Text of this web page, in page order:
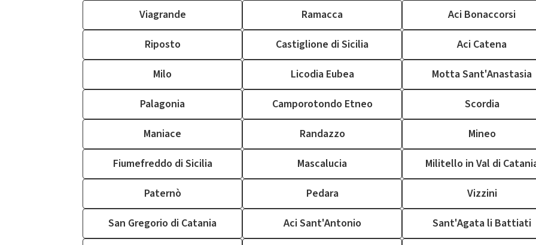
Viagrande
Ramacca
Aci Bonaccorsi
Riposto
Castiglione di Sicilia
Aci Catena
Milo
Licodia Eubea
Motta Sant'Anastasia
Palagonia
Camporotondo Etneo
Scordia
Maniace
Randazzo
Mineo
Fiumefreddo di Sicilia
Mascalucia
Militello in Val di
Paternò
Pedara
Vizzini
San Gregorio di Catania
Aci Sant'Antonio
Sant'Agata li Battiati